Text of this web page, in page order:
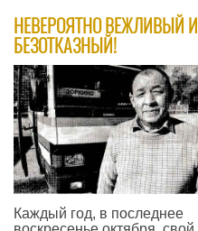
​НЕВЕРОЯТНО ВЕЖЛИВЫЙ И
БЕЗОТКАЗНЫЙ!
Каждый год, в последнее